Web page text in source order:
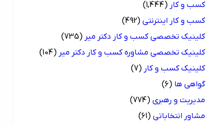
کسب و کار (1,444)
کسب و کار اینترنتی (492)
کلینیک تخصصی کسب و کار دکتر میر (735)
کلینیک تخصصی مشاوره کسب و کار دکتر میر (104)
کلینیک کسب و کار (7)
گواهی ها (6)
مدیریت و رهبری (774)
مشاور انتخاباتی (61)